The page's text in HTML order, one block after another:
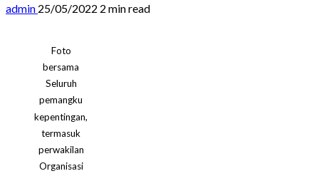
admin 25/05/2022 2 min read
Foto
bersama
Seluruh
pemangku
kepentingan,
termasuk
perwakilan
Organisasi